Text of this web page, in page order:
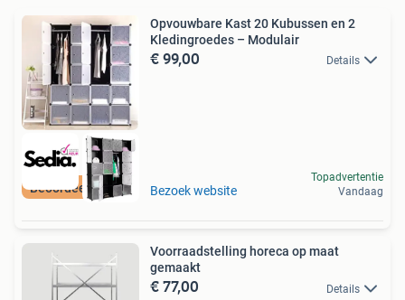
Beoordeeld met 9+
Opvouwbare Kast 20 Kubussen en 2
Kledingroedes – Modulair
€ 99,00 Details
Bezoek website
Topadvertentie
Vandaag
Voorraadstelling horeca op maat
gemaakt
€ 77,00 Details